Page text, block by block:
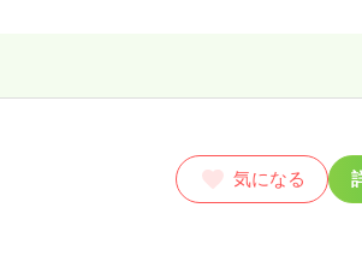
気になる